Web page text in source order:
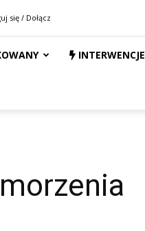
się / Dołącz
INTERWENCJE